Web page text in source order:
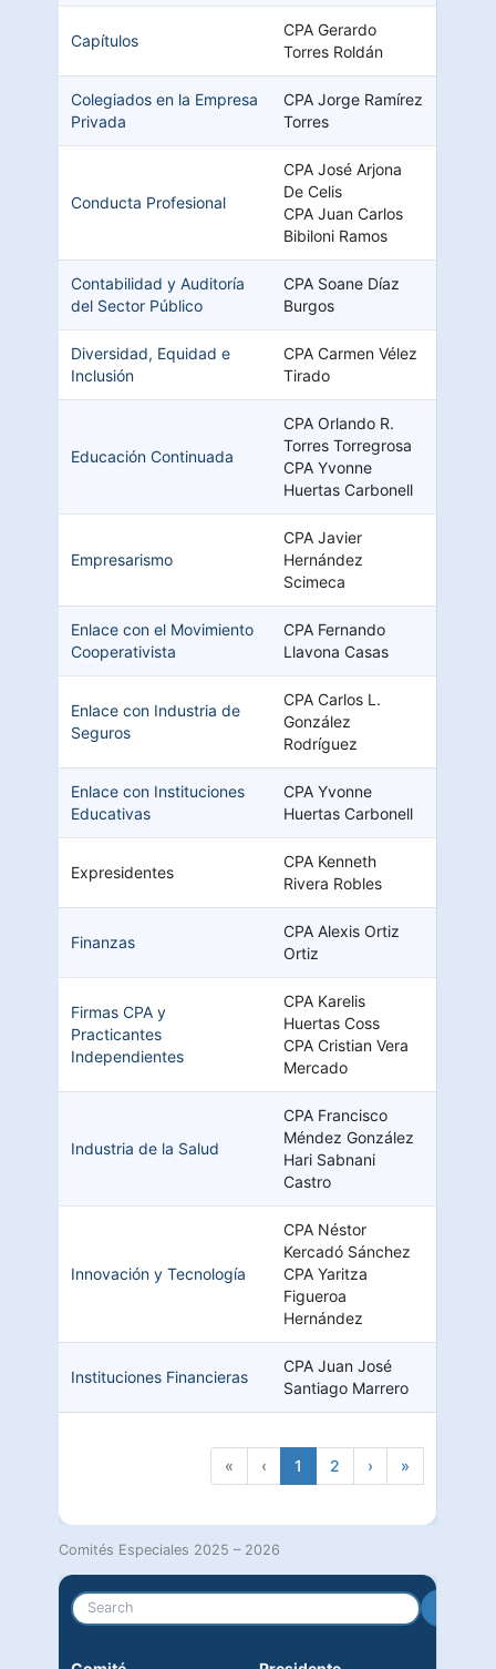
Capítulos
CPA Gerardo
Torres Roldán
Colegiados en la Empresa
Privada
CPA Jorge Ramírez
Torres
Conducta Profesional
CPA José Arjona
De Celis
CPA Juan Carlos
Bibiloni Ramos
Contabilidad y Auditoría
del Sector Público
CPA Soane Díaz
Burgos
Diversidad, Equidad e
Inclusión
CPA Carmen Vélez
Tirado
Educación Continuada
CPA Orlando R.
Torres Torregrosa
CPA Yvonne
Huertas Carbonell
Empresarismo
CPA Javier
Hernández
Scimeca
Enlace con el Movimiento
Cooperativista
CPA Fernando
Llavona Casas
Enlace con Industria de
Seguros
CPA Carlos L.
González
Rodríguez
Enlace con Instituciones
Educativas
CPA Yvonne
Huertas Carbonell
Expresidentes
CPA Kenneth
Rivera Robles
Finanzas
CPA Alexis Ortiz
Ortiz
Firmas CPA y
Practicantes
Independientes
CPA Karelis
Huertas Coss
CPA Cristian Vera
Mercado
Industria de la Salud
CPA Francisco
Méndez González
Hari Sabnani
Castro
Innovación y Tecnología
CPA Néstor
Kercadó Sánchez
CPA Yaritza
Figueroa
Hernández
Instituciones Financieras
CPA Juan José
Santiago Marrero
« ‹ 1 2 › »
Comités Especiales 2025 – 2026
Search